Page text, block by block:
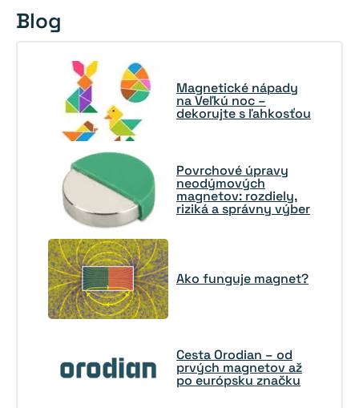
Blog
Magnetické nápady
na Veľkú noc –
dekorujte s ľahkosťou
Povrchové úpravy
neodýmových
magnetov: rozdiely,
riziká a správny výber
Ako funguje magnet?
Cesta Orodian – od
prvých magnetov až
po európsku značku